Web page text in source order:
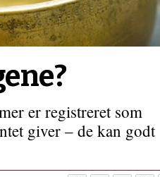
er registreret som
giver – de kan godt